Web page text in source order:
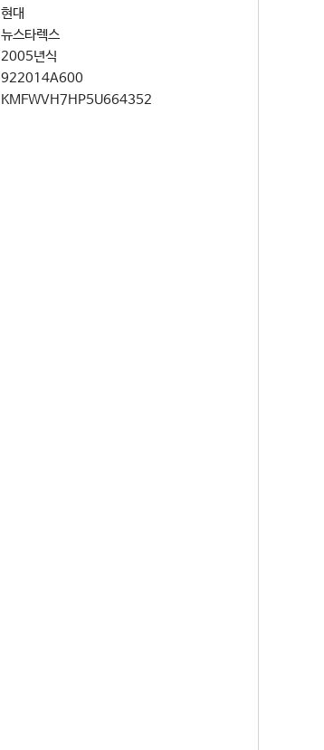
현대
뉴스타렉스
2005년식
922014A600
KMFWVH7HP5U664352